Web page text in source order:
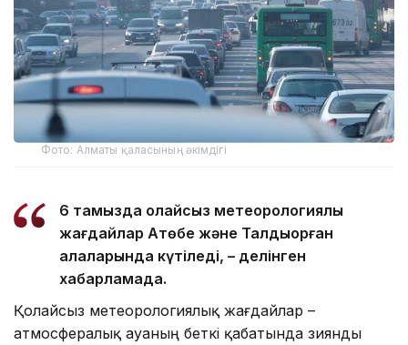
Фото: Алматы қаласының әкімдігі
6 тамызда қолайсыз метеорологиялық
жағдайлар Ақтөбе және Талдықорған
қалаларында күтіледі, – делінген
хабарламада.
Қолайсыз метеорологиялық жағдайлар –
атмосфералық ауаның беткі қабатында зиянды